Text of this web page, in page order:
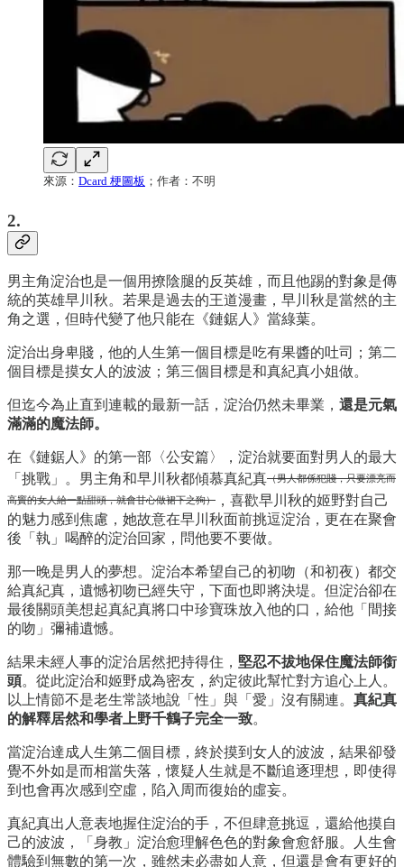
來源： Dcard 梗圖板 ；作者：不明
2.
男主角淀治也是一個用撩陰腿的反英雄，而且他踢的對象是傳
統的英雄早川秋。若果是過去的王道漫畫，早川秋是當然的主
角之選，但時代變了他只能在《鏈鋸人》當綠葉。
淀治出身卑賤，他的人生第一個目標是吃有果醬的吐司；第二
個目標是摸女人的波波；第三個目標是和真紀真小姐做。
但迄今為止直到連載的最新一話，淀治仍然未畢業， 還是元氣
滿滿的魔法師。
在《鏈鋸人》的第一部〈公安篇〉，淀治就要面對男人的最大
「挑戰」。男主角和早川秋都傾慕真紀真（男人都係犯賤，只要漂亮而
高竇的女人給一點甜頭，就會甘心做裙下之狗） ，喜歡早川秋的姬野對自己
的魅力感到焦慮，她故意在早川秋面前挑逗淀治，更在在聚會
後「執」喝醉的淀治回家，問他要不要做。
那一晚是男人的夢想。淀治本希望自己的初吻（和初夜）都交
給真紀真，遺憾初吻已經失守，下面也即將決堤。但淀治卻在
最後關頭美想起真紀真將口中珍寶珠放入他的口，給他「間接
的吻」彌補遺憾。
結果未經人事的淀治居然把持得住， 堅忍不拔地保住魔法師銜
頭。從此淀治和姬野成為密友，約定彼此幫忙對方追心上人。
以上情節不是老生常談地說「性」與「愛」沒有關連。 真紀真
的解釋居然和學者上野千鶴子完全一致。
當淀治達成人生第二個目標，終於摸到女人的波波，結果卻發
覺不外如是而相當失落，懷疑人生就是不斷追逐理想，即使得
到也會再次感到空虛，陷入周而復始的虛妄。
真紀真出人意表地握住淀治的手，不但肆意挑逗，還給他摸自
己的波波，「身教」淀治愈理解色色的對象會愈舒服。人生會
體驗到無數的第一次，雖然未必盡如人意，但還是會有更好的